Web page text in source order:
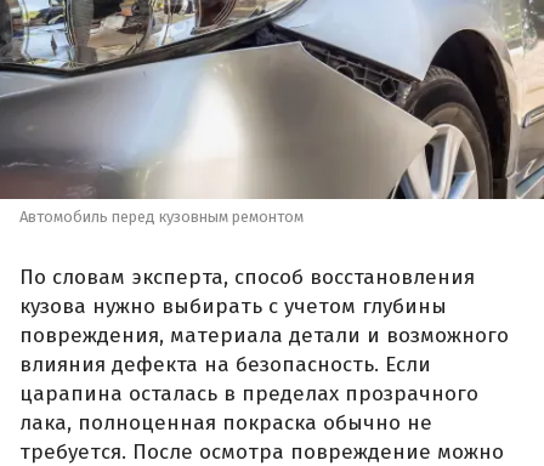
Автомобиль перед кузовным ремонтом
По словам эксперта, способ восстановления
кузова нужно выбирать с учетом глубины
повреждения, материала детали и возможного
влияния дефекта на безопасность. Если
царапина осталась в пределах прозрачного
лака, полноценная покраска обычно не
требуется. После осмотра повреждение можно